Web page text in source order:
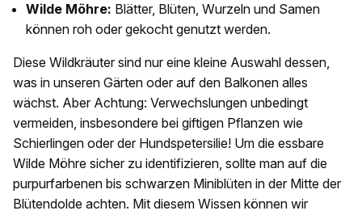
Wilde Möhre: Blätter, Blüten, Wurzeln und Samen
können roh oder gekocht genutzt werden.
Diese Wildkräuter sind nur eine kleine Auswahl dessen,
was in unseren Gärten oder auf den Balkonen alles
wächst. Aber Achtung: Verwechslungen unbedingt
vermeiden, insbesondere bei giftigen Pflanzen wie
Schierlingen oder der Hundspetersilie! Um die essbare
Wilde Möhre sicher zu identifizieren, sollte man auf die
purpurfarbenen bis schwarzen Miniblüten in der Mitte der
Blütendolde achten. Mit diesem Wissen können wir